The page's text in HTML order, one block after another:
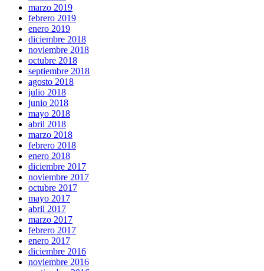
marzo 2019
febrero 2019
enero 2019
diciembre 2018
noviembre 2018
octubre 2018
septiembre 2018
agosto 2018
julio 2018
junio 2018
mayo 2018
abril 2018
marzo 2018
febrero 2018
enero 2018
diciembre 2017
noviembre 2017
octubre 2017
mayo 2017
abril 2017
marzo 2017
febrero 2017
enero 2017
diciembre 2016
noviembre 2016